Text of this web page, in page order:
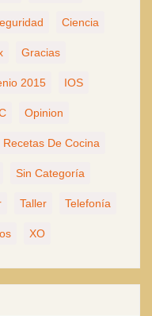
Ciencia
Gracias
2015 IOS
Opinion
Recetas De Cocina
Sin Categoría
Taller Telefonía
XO